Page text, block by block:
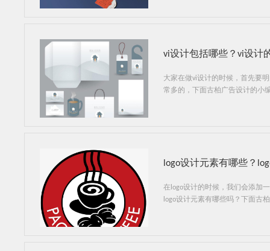
vi设计包括哪些？vi设计
大家在做vi设计的时候，首先要
常多的，下面古柏广告设计的小
logo设计元素有哪些？
在logo设计的时候，我们会添加
logo设计元素有哪些吗？下面古